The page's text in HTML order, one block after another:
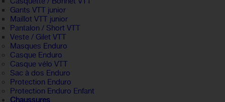
Gants VTT junior
Maillot VTT junior
Pantalon / Short VTT
Veste / Gilet VTT
Masques Enduro
Casque Enduro
Casque vélo VTT
Sac à dos Enduro
Protection Enduro
Protection Enduro Enfant
Chaussures